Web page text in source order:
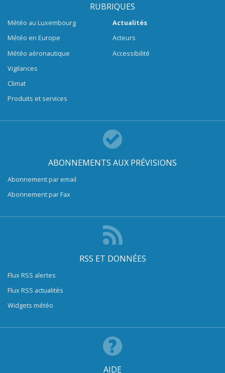
RUBRIQUES
Météo au Luxembourg
Météo en Europe
Météo aéronautique
Vigilances
Climat
Produits et services
Actualités
Acteurs
Accessibilité
ABONNEMENTS AUX PRÉVISIONS
Abonnement par email
Abonnement par Fax
RSS ET DONNÉES
Flux RSS alertes
Flux RSS actualités
Widgets météo
AIDE